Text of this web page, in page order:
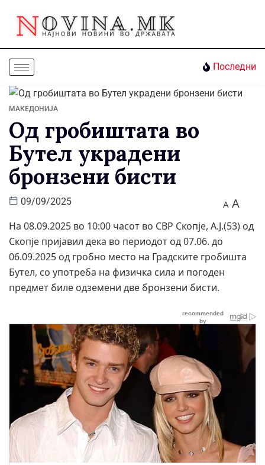
Последни
МАКЕДОНИЈА
Од гробиштата во
Бутел украдени
бронзени бисти
09/09/2025 A A
На 08.09.2025 во 10:00 часот во СВР Скопје, А.Ј.(53) од
Скопје пријавил дека во периодот од 07.06. до
06.09.2025 од гробно место на Градските гробишта
Бутел, со употреба на физичка сила и погоден
предмет биле одземени две бронзени бисти.